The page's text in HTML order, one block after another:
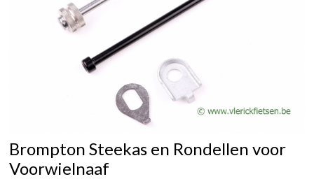
Brompton Steekas en Rondellen voor
Voorwielnaaf